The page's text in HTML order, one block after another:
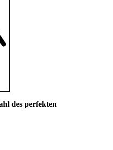
des perfekten